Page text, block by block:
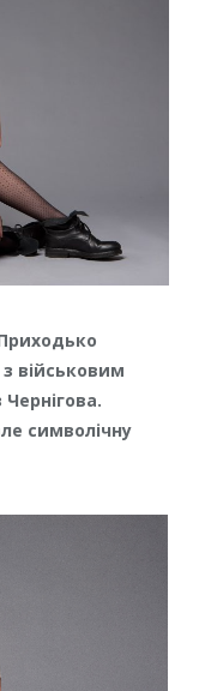
з військовим
символічну